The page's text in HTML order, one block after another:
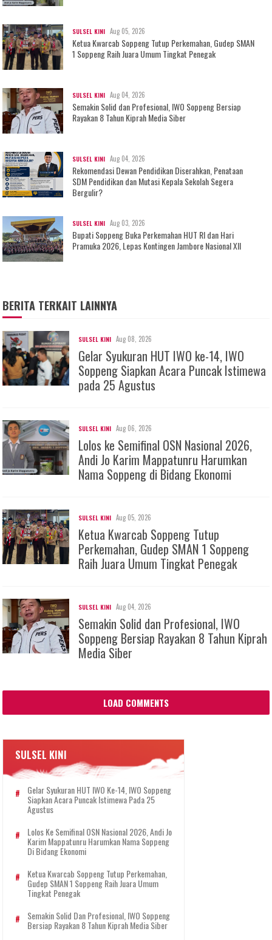
SULSEL KINI Aug 05, 2026
Ketua Kwarcab Soppeng Tutup Perkemahan, Gudep SMAN
1 Soppeng Raih Juara Umum Tingkat Penegak
SULSEL KINI Aug 04, 2026
Semakin Solid dan Profesional, IWO Soppeng Bersiap
Rayakan 8 Tahun Kiprah Media Siber
SULSEL KINI Aug 04, 2026
Rekomendasi Dewan Pendidikan Diserahkan, Penataan
SDM Pendidikan dan Mutasi Kepala Sekolah Segera
Bergulir?
SULSEL KINI Aug 03, 2026
Bupati Soppeng Buka Perkemahan HUT RI dan Hari
Pramuka 2026, Lepas Kontingen Jambore Nasional XII
BERITA TERKAIT LAINNYA
SULSEL KINI Aug 08, 2026
Gelar Syukuran HUT IWO ke-14, IWO
Soppeng Siapkan Acara Puncak Istimewa
pada 25 Agustus
SULSEL KINI Aug 06, 2026
Lolos ke Semifinal OSN Nasional 2026,
Andi Jo Karim Mappatunru Harumkan
Nama Soppeng di Bidang Ekonomi
SULSEL KINI Aug 05, 2026
Ketua Kwarcab Soppeng Tutup
Perkemahan, Gudep SMAN 1 Soppeng
Raih Juara Umum Tingkat Penegak
SULSEL KINI Aug 04, 2026
Semakin Solid dan Profesional, IWO
Soppeng Bersiap Rayakan 8 Tahun Kiprah
Media Siber
LOAD COMMENTS
SULSEL KINI
Gelar Syukuran HUT IWO Ke-14, IWO Soppeng
Siapkan Acara Puncak Istimewa Pada 25
Agustus
Lolos Ke Semifinal OSN Nasional 2026, Andi Jo
Karim Mappatunru Harumkan Nama Soppeng
Di Bidang Ekonomi
Ketua Kwarcab Soppeng Tutup Perkemahan,
Gudep SMAN 1 Soppeng Raih Juara Umum
Tingkat Penegak
Semakin Solid Dan Profesional, IWO Soppeng
Bersiap Rayakan 8 Tahun Kiprah Media Siber